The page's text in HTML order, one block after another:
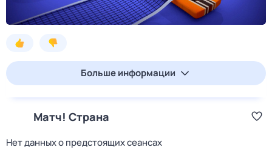
Больше информации
Матч! Страна
Нет данных о предстоящих сеансах